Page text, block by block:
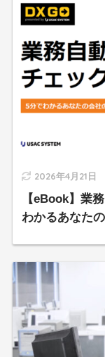
2026年4月21日
【eBook】業
わかるあなた